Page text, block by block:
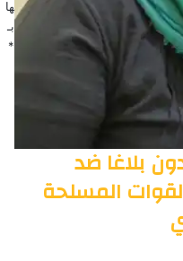
بلاغا ضد
المسلحة
ها
بـ
*